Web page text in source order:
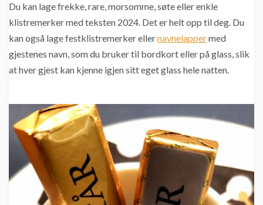
Du kan lage frekke, rare, morsomme, søte eller enkle
klistremerker med teksten 2024. Det er helt opp til deg. Du
kan også lage festklistremerker ellernavnelappermed
gjestenes navn, som du bruker til bordkort eller på glass, slik
at hver gjest kan kjenne igjen sitt eget glass hele natten.